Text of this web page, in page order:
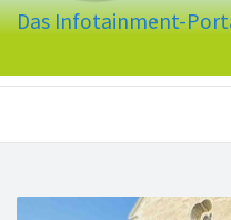
Das Infotainment-